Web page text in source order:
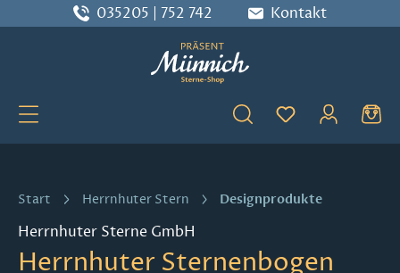
Zum Hauptinhalt springen
035205 | 752 742 Kontakt
Du hast 0
Start Herrnhuter Stern Designprodukte
Herrnhuter Sterne GmbH
Herrnhuter Sternenbogen